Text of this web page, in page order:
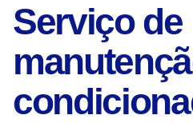
Serviço de